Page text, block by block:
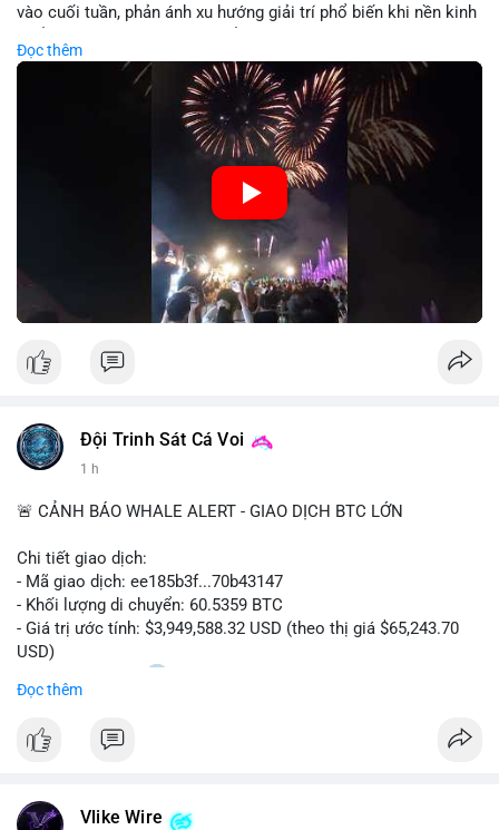
vào cuối tuần, phản ánh xu hướng giải trí phổ biến khi nền kinh
trải nghiệm hơn là đầu tư vào tài sản vật chất. Trong bối cảnh
lãi suất ổn định và thị trường crypto ổn định, hoạt động giải trí
như vậy thường tăng trưởng khi người dân có khả năng chi
tiêu. Tuy nhiên, sự ưu tiên giải trí có thể ảnh hưởng đến tỷ lệ
tiết kiệm hoặc đầu tư vào crypto nếu người tiêu dùng chuyển
🎥 Xem video trực tiếp tại:
Nguồn: Đồng Tâm
Đọc thêm
Đội Trinh Sát Cá Voi
1 h
🚨 CẢNH BÁO WHALE ALERT - GIAO DỊCH BTC LỚN
Chi tiết giao dịch:
- Mã giao dịch: ee185b3f...70b43147
- Khối lượng di chuyển: 60.5359 BTC
- Giá trị ước tính: $3,949,588.32 USD (theo thị giá $65,243.70
USD)
- Thời gian: 15:20
Nhận định phân tích:
Khối lượng 60.5 BTC trị giá gần 4 triệu USD được di chuyển
thanh khoản trước khi đẩy giá. Nếu số BTC này được gửi lên
Đọc thêm
Vlike Wire